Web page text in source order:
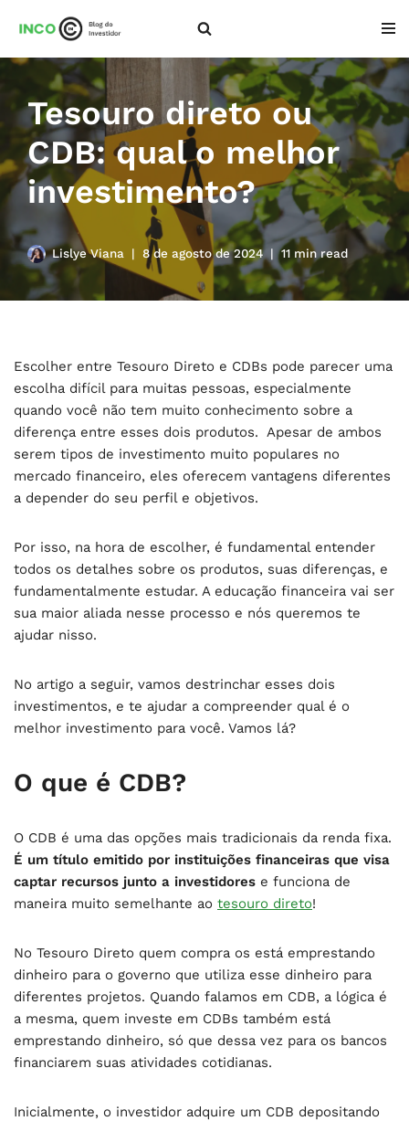
para
conteúdo
Tesouro direto ou
CDB: qual o melhor
investimento?
Lislye Viana 8 de agosto de 2024 11 min read
Escolher entre Tesouro Direto e CDBs pode parecer uma
escolha difícil para muitas pessoas, especialmente
quando você não tem muito conhecimento sobre a
diferença entre esses dois produtos. Apesar de ambos
serem tipos de investimento muito populares no
mercado financeiro, eles oferecem vantagens diferentes
a depender do seu perfil e objetivos.
Por isso, na hora de escolher, é fundamental entender
todos os detalhes sobre os produtos, suas diferenças, e
fundamentalmente estudar. A educação financeira vai ser
sua maior aliada nesse processo e nós queremos te
ajudar nisso.
No artigo a seguir, vamos destrinchar esses dois
investimentos, e te ajudar a compreender qual é o
melhor investimento para você. Vamos lá?
O que é CDB?
O CDB é uma das opções mais tradicionais da renda fixa.
É um título emitido por instituições financeiras que visa
captar recursos junto a investidores e funciona de
maneira muito semelhante ao tesouro direto!
No Tesouro Direto quem compra os está emprestando
dinheiro para o governo que utiliza esse dinheiro para
diferentes projetos. Quando falamos em CDB, a lógica é
a mesma, quem investe em CDBs também está
emprestando dinheiro, só que dessa vez para os bancos
financiarem suas atividades cotidianas.
Inicialmente, o investidor adquire um CDB depositando